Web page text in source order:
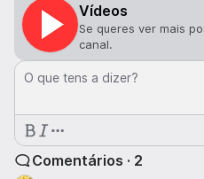
Vídeos
Se queres ver mais
canal.
O que tens a dizer?
Comentários · 2